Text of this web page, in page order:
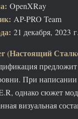
OpenXRay
AP-PRO Team
21 декабря, 2023
(Настоящий
При
однако сюжет
визуальная